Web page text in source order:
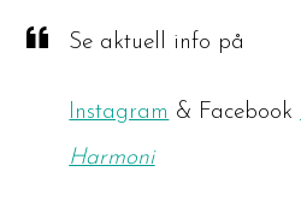
Se aktuell info på
Instagram & Facebook
Harmoni